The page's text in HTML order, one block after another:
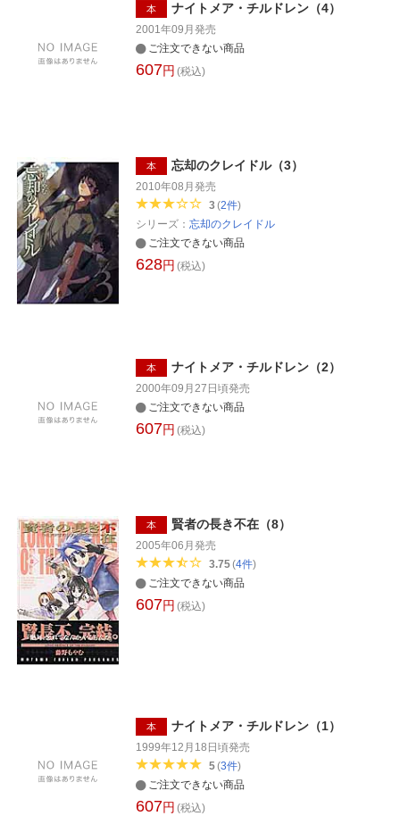
本 ナイトメア・チルドレン（4）
2001年09月 発売
ご注文できない商品
607円 (税込)
本 忘却のクレイドル（3）
2010年08月 発売
3(2件)
シリーズ： 忘却のクレイドル
ご注文できない商品
628円 (税込)
本 ナイトメア・チルドレン（2）
2000年09月27日頃発売
ご注文できない商品
607円 (税込)
本 賢者の長き不在（8）
2005年06月 発売
3.75(4件)
ご注文できない商品
607円 (税込)
本 ナイトメア・チルドレン（1）
1999年12月18日頃発売
5(3件)
ご注文できない商品
607円 (税込)